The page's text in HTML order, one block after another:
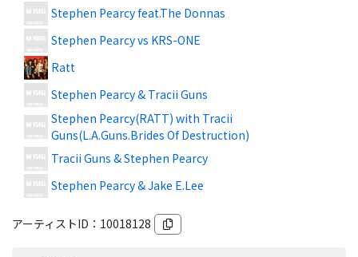
Stephen Pearcy feat.The Donnas
Stephen Pearcy vs KRS-ONE
Ratt
Stephen Pearcy & Tracii Guns
Stephen Pearcy(RATT) with Tracii
Guns(L.A.Guns.Brides Of Destruction)
Tracii Guns & Stephen Pearcy
Stephen Pearcy & Jake E.Lee
アーティストID： 10018128